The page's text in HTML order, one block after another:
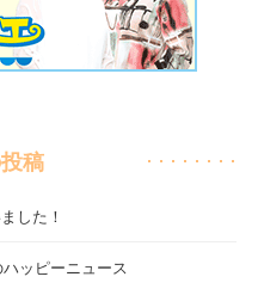
稿
した！
ッピーニュース